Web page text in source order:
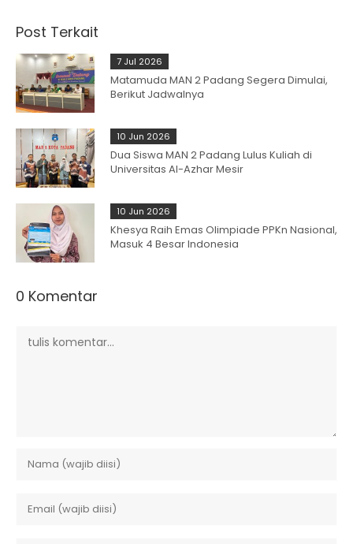
Post Terkait
7 Jul 2026
Matamuda MAN 2 Padang Segera Dimulai,
Berikut Jadwalnya
10 Jun 2026
Dua Siswa MAN 2 Padang Lulus Kuliah di
Universitas Al-Azhar Mesir
10 Jun 2026
Khesya Raih Emas Olimpiade PPKn Nasional,
Masuk 4 Besar Indonesia
0 Komentar